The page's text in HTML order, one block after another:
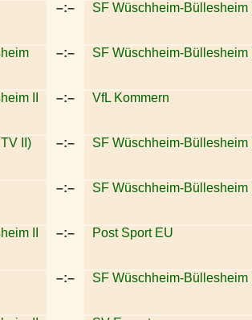
–:– SF Wüschheim-Büllesheim II
–:– SF Wüschheim-Büllesheim II
II –:– VfL Kommern
II) –:– SF Wüschheim-Büllesheim II
–:– SF Wüschheim-Büllesheim II
II –:– Post Sport EU
–:– SF Wüschheim-Büllesheim II